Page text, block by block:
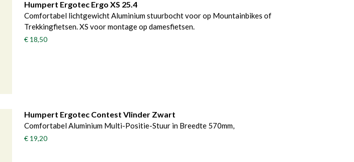
Humpert Ergotec Ergo XS 25.4
Comfortabel lichtgewicht Aluminium stuurbocht voor op Mountainbikes of
Trekkingfietsen. XS voor montage op damesfietsen.
€ 18,50
Humpert Ergotec Contest Vlinder Zwart
Comfortabel Aluminium Multi-Positie-Stuur in Breedte 570mm,
€ 19,20